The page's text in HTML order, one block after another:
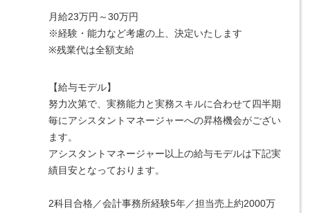
月給23万円～30万円
※経験・能力など考慮の上、決定いたします
※残業代は全額支給
【給与モデル】
努力次第で、実務能力と実務スキルに合わせて四半期
毎にアシスタントマネージャーへの昇格機会がござい
ます。
アシスタントマネージャー以上の給与モデルは下記実
績目安となっております。
2科目合格／会計事務所経験5年／担当売上約2000万